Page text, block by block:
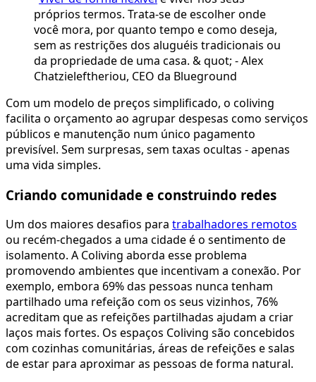
próprios termos. Trata-se de escolher onde
você mora, por quanto tempo e como deseja,
sem as restrições dos aluguéis tradicionais ou
da propriedade de uma casa. & quot; - Alex
Chatzieleftheriou, CEO da Blueground
Com um modelo de preços simplificado, o coliving
facilita o orçamento ao agrupar despesas como serviços
públicos e manutenção num único pagamento
previsível. Sem surpresas, sem taxas ocultas - apenas
uma vida simples.
Criando comunidade e construindo redes
Um dos maiores desafios para trabalhadores remotos
ou recém-chegados a uma cidade é o sentimento de
isolamento. A Coliving aborda esse problema
promovendo ambientes que incentivam a conexão. Por
exemplo, embora 69% das pessoas nunca tenham
partilhado uma refeição com os seus vizinhos, 76%
acreditam que as refeições partilhadas ajudam a criar
laços mais fortes. Os espaços Coliving são concebidos
com cozinhas comunitárias, áreas de refeições e salas
de estar para aproximar as pessoas de forma natural.